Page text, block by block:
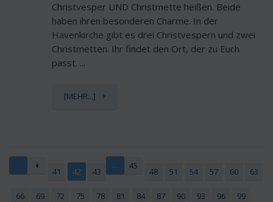
Christvesper UND Christmette heißen. Beide
haben ihren besonderen Charme. In der
Havenkirche gibt es drei Christvespern und zwei
Christmetten. Ihr findet den Ort, der zu Euch
passt. ...
[MEHR...]
41 42 43
… 45
48 51 54 57 60 63
66 69 72 75 78 81 84 87 90 93 96 99